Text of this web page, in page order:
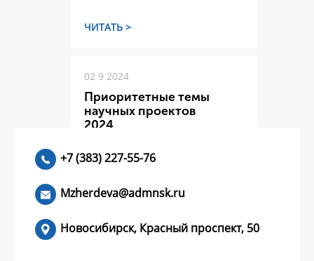
ЧИТАТЬ >
02 9 2024
Приоритетные темы
научных проектов
2024
ЧИТАТЬ >
+7 (383) 227-55-76
Mzherdeva@admnsk.ru
Новосибирск, Красный проспект, 50